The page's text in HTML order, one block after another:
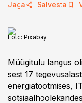
Jaga Salvesta
Foto: Pixabay
Müügitulu langus
sest 17
energiatootmises,